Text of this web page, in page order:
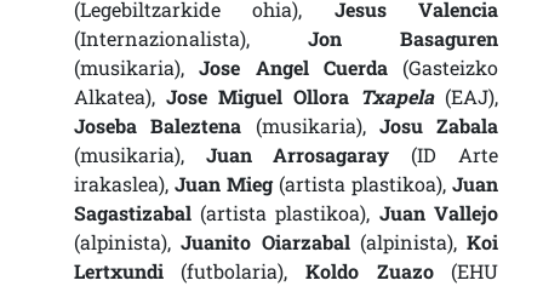
(Legebiltzarkide ohia), Jesus Valencia
(Internazionalista),Jon Basaguren
(musikaria),Jose Angel Cuerda(Gasteizko
Alkatea), Jose Miguel Ollora Txapela(EAJ),
Joseba Baleztena (musikaria), Josu Zabala
(musikaria),Juan Arrosagaray (ID Arte
irakaslea), Juan Mieg(artista plastikoa),Juan
Sagastizabal(artista plastikoa), Juan Vallejo
(alpinista),Juanito Oiarzabal(alpinista),Koi
Lertxundi(futbolaria), Koldo Zuazo(EHU